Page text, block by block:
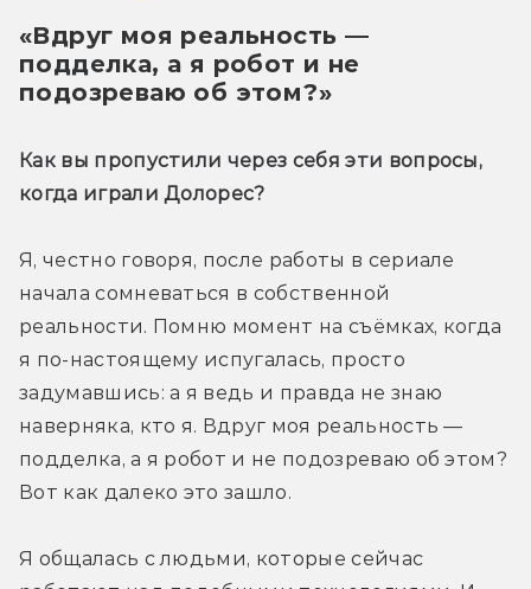
«Вдруг моя реальность —
подделка, а я робот и не
подозреваю об этом?»
Как вы пропустили через себя эти вопросы,
когда играли Долорес?
Я, честно говоря, после работы в сериале
начала сомневаться в собственной
реальности. Помню момент на съёмках, когда
я по-настоящему испугалась, просто
задумавшись: а я ведь и правда не знаю
наверняка, кто я. Вдруг моя реальность —
подделка, а я робот и не подозреваю об этом?
Вот как далеко это зашло.
Я общалась с людьми, которые сейчас